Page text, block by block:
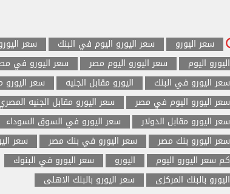
سعر اليورو سعر اليورو اليوم في البنك
سعر
اليورو اليوم
سعر اليورو اليوم مصر
سعر اليورو في
سعر اليورو في البنك
اليورو مقابل الجنيه
سعر اليورو
سعر اليورو اليوم في مصر
سعر اليورو مقابل الجنيه
سعر اليورو مقابل الدولار
سعر اليورو في السوق السوداء
سعر اليورو بنك مصر
سعر اليورو في بنك مصر
سعر
كم سعر اليورو اليوم
اليورو
سعر اليورو في البنوك
اليورو بالبنك المركزى
سعر اليورو بالبنك الاهلى